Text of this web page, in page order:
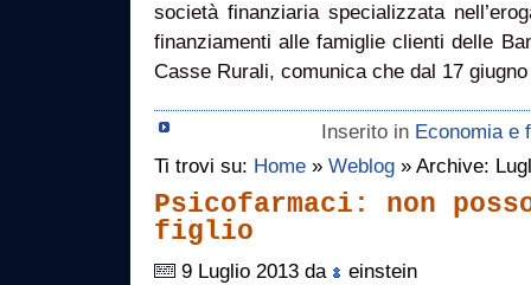
società finanziaria specializzata
finanziamenti alle famiglie clienti delle
Casse Rurali, comunica che dal 17
Inserito in Economia e
Ti trovi su: Home » Weblog » Archive:
Psicofarmaci: non
figlio
9 Luglio 2013 da
einstein